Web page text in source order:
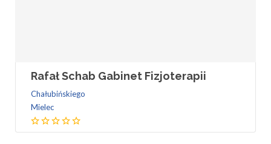
Rafał Schab Gabinet Fizjoterapii
Chałubińskiego
Mielec